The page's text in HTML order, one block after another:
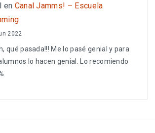
en Canal Jamms! – Escuela
2022
qué pasada!!! Me lo pasé genial y para
lo hacen genial. Lo recomiendo